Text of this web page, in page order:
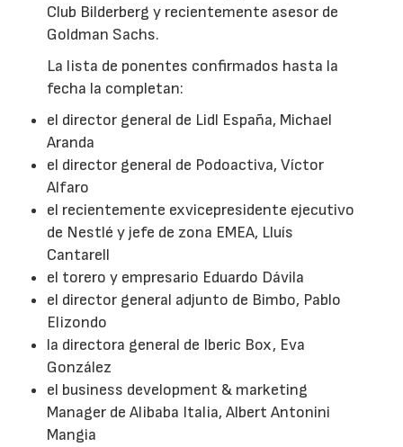
Club Bilderberg y recientemente asesor de
Goldman Sachs.
La lista de ponentes confirmados hasta la
fecha la completan:
el director general de Lidl España, Michael
Aranda
el director general de Podoactiva, Víctor
Alfaro
el recientemente exvicepresidente ejecutivo
de Nestlé y jefe de zona EMEA, Lluís
Cantarell
el torero y empresario Eduardo Dávila
el director general adjunto de Bimbo, Pablo
Elizondo
la directora general de Iberic Box, Eva
González
el business development & marketing
Manager de Alibaba Italia, Albert Antonini
Mangia